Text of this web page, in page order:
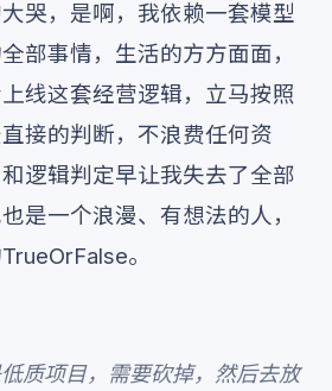
哭，是啊，我依赖一套模型
部事情，生活的方方面面，
线这套经营逻辑，立马按照
接的判断，不浪费任何资
逻辑判定早让我失去了全部
是一个浪漫、有想法的人，
。
质项目，需要砍掉，然后去放